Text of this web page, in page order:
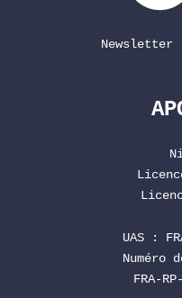
Newsletter
UAS :
FRA-